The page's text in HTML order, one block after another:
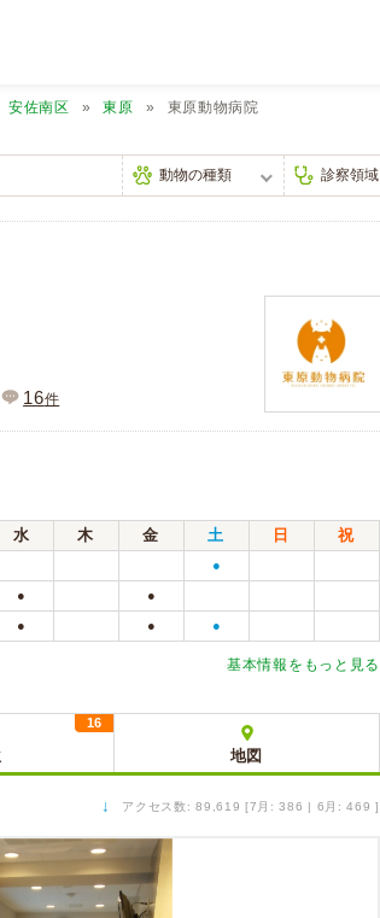
安佐南区 東原 東原動物病院
16件
水 木 金 土 日
祝
●
● ●
● ● ●
基本情報をもっと見る
16
地図
↓ アクセス数: 89,619 [7月: 386 | 6月: 469 ]